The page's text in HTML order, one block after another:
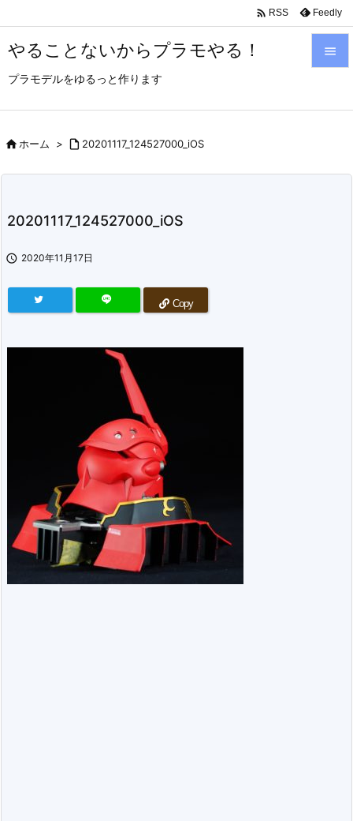
やることないからプラモやる！
プラモデルをゆるっと作ります

 RSS Feedly
ホーム >  20201117_124527000_iOS
20201117_124527000_iOS
 2020年11月17日
Copy